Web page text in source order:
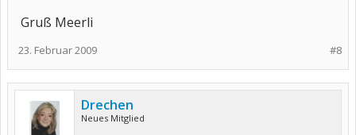
Gruß Meerli
#8
23. Februar 2009
Drechen
Neues Mitglied